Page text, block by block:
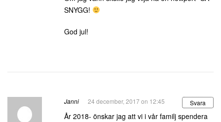
SNYGG!
God jul!
Janni 24 december, 2017 on 12:45 Svara
År 2018- önskar jag att vi i vår familj spendera